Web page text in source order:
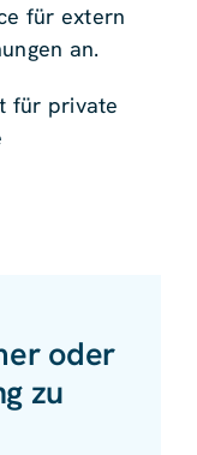
für extern
an.
für private
oder
zu